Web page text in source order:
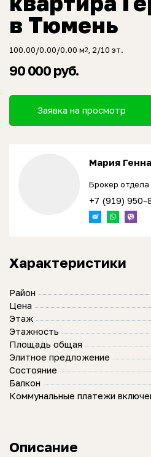
в Тюмень
100.00/0.00/0.00 м2 , 2/10 эт.
90 000 руб.
Заявка на просмотр
Мария
Брокер
+7 (919) 950-
Характеристики
Район
Цена
Этаж
Этажность
Площадь общая
Элитное предложение
Состояние
Балкон
Коммунальные платежи
Описание